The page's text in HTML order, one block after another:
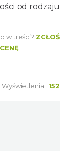
od rodzaju
w treści? ZGŁOŚ
Wyświetlenia: 152